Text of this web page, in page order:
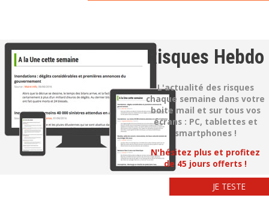
Risques Hebdo
L'actualité des risques
chaque semaine dans votre
boite mail et sur tous vos
écrans : PC, tablettes et
smartphones !
N'hésitez plus et profitez
de 45 jours offerts !
JE TESTE